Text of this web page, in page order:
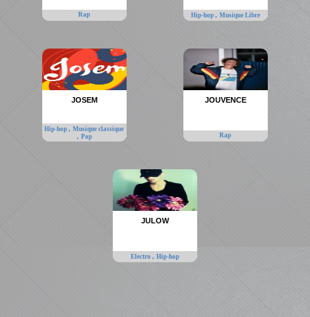
Rap Hip-hop , Musique Libre
JOSEM
Hip-hop,Musique classique
, Pop
JOUVENCE
Rap
JULOW
Electro , Hip-hop